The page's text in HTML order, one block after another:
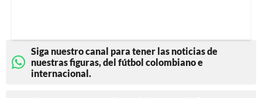
Siga nuestro canal para tener las noticias de
nuestras figuras, del fútbol colombiano e
internacional.